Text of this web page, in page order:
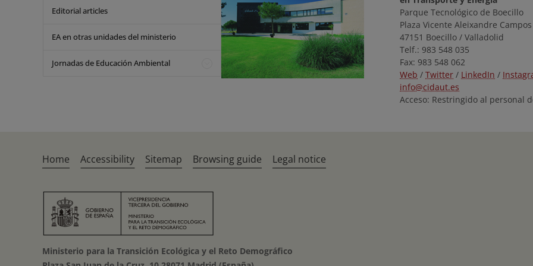
Editorial articles
EA en otras unidades del ministerio
Jornadas de Educación Ambiental
Parque Tecnológico de Boecillo
Plaza Vicente Aleixandre Campos
47151 Boecillo / Valladolid
Telf.: 983 548 035
Fax: 983 548 062
Web / Twitter / LinkedIn /
info@cidaut.es
Acceso: Restringido al personal
Home Accessibility Sitemap Browsing guide Legal notice
Ministerio para la Transición Ecológica y el Reto Demográfico